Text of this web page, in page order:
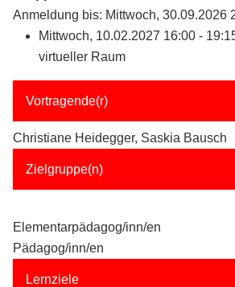
Anmeldung bis: Mittwoch, 30.09.2026
Mittwoch, 10.02.2027 16:00 -
virtueller Raum
Vortragende(r)
Christiane Heidegger, Saskia Bausch
Zielgruppe(n)
Elementarpädagog/inn/en
Pädagog/inn/en
Lernziele